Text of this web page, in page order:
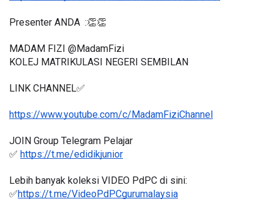
Presenter ANDA  :👏👏
MADAM FIZI @MadamFizi
KOLEJ MATRIKULASI NEGERI SEMBILAN
LINK CHANNEL✅
https://www.youtube.com/c/MadamFiziChannel
JOIN Group Telegram Pelajar
✅ https://t.me/edidikjunior
Lebih banyak koleksi VIDEO PdPC di sini:
✅https://t.me/VideoPdPCgurumalaysia